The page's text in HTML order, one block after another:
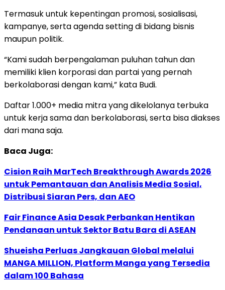
Termasuk untuk kepentingan promosi, sosialisasi,
kampanye, serta agenda setting di bidang bisnis
maupun politik.
“Kami sudah berpengalaman puluhan tahun dan
memiliki klien korporasi dan partai yang pernah
berkolaborasi dengan kami,” kata Budi.
Daftar 1.000+ media mitra yang dikelolanya terbuka
untuk kerja sama dan berkolaborasi, serta bisa diakses
dari mana saja.
Baca Juga:
Cision Raih MarTech Breakthrough Awards 2026
untuk Pemantauan dan Analisis Media Sosial,
Distribusi Siaran Pers, dan AEO
Fair Finance Asia Desak Perbankan Hentikan
Pendanaan untuk Sektor Batu Bara di ASEAN
Shueisha Perluas Jangkauan Global melalui
MANGA MILLION, Platform Manga yang Tersedia
dalam 100 Bahasa